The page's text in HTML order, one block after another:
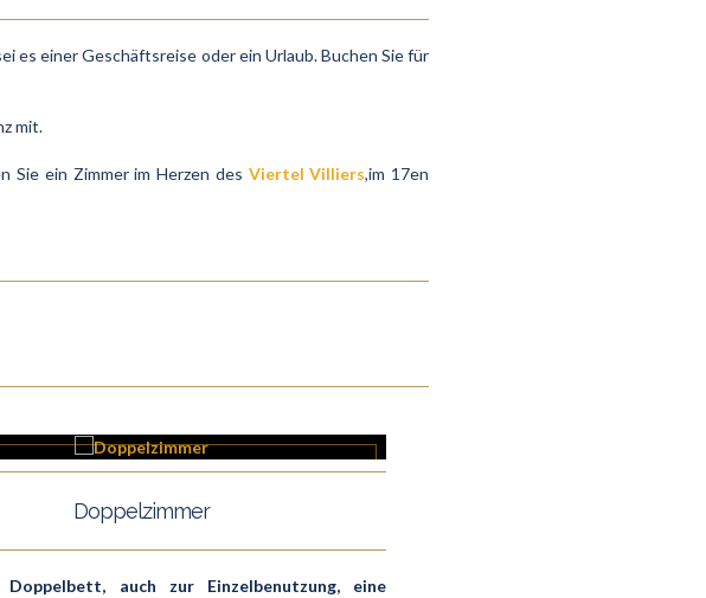
es einer Geschäftsreise oder ein Urlaub. Buchen Sie für
mit.
Sie ein Zimmer im Herzen des Viertel Villiers,im 17en
Doppelzimmer
auch zur Einzelbenutzung, eine